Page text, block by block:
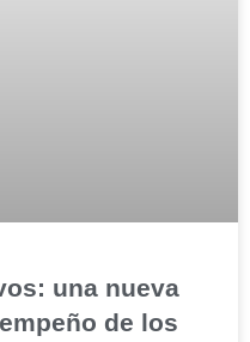
una nueva
de los